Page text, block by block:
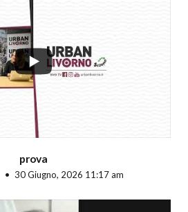
prova
30 Giugno, 2026 11:17 am